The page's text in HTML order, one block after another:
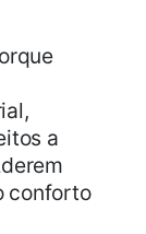
a
conforto